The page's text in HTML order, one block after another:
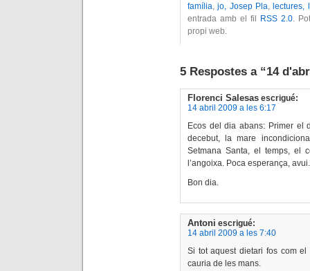
família,jo, Josep Pla,lectures,
entrada amb el fil RSS 2.0.
propi web.
5 Respostes a “14
Florenci Salesas escrigué:
14 abril 2009 a les 6:17
Ecos del dia abans: Primer el
decebut, la mare
Setmana Santa, el temps, el
l’angoixa. Poca esperança, avui.
Bon dia.
Antoni escrigué:
14 abril 2009 a les 7:40
Si tot aquest dietari fos com
cauria de les mans.